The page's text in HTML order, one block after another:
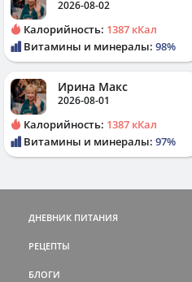
2026-08-02
Калорийность: 1387 кКал
Витамины и минералы: 98%
Ирина Макс
2026-08-01
Калорийность: 1387 кКал
Витамины и минералы: 97%
ДНЕВНИК ПИТАНИЯ
РЕЦЕПТЫ
БЛОГИ